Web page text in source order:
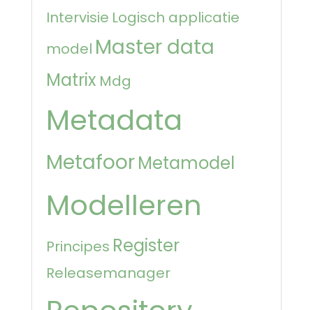
Intervisie Logisch applicatie
model Master data
Matrix Mdg
Metadata
MetafoorMetamodel
Modelleren
Principes Register
Releasemanager